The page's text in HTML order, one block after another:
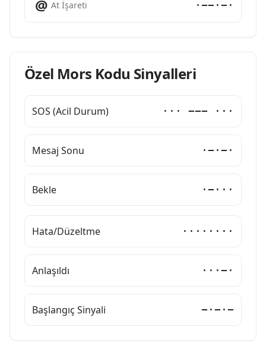
@ At İşareti ·−−·−·
Özel Mors Kodu Sinyalleri
SOS (Acil Durum) ··· −−− ···
Mesaj Sonu ·−·−·
Bekle ·−···
Hata/Düzeltme ········
Anlaşıldı ···−·
Başlangıç Sinyali −·−·−